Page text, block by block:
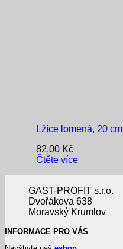
Lžíce lomená, 20 cm
82,00 Kč
Čtěte více
GAST-PROFIT s.r.o.
Dvořákova 638
Moravský Krumlov
INFORMACE PRO VÁS